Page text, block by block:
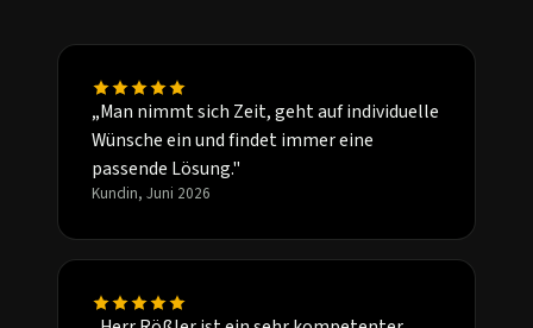
„Man nimmt sich Zeit, geht auf individuelle
Wünsche ein und findet immer eine
passende Lösung."
Kundin, Juni 2026